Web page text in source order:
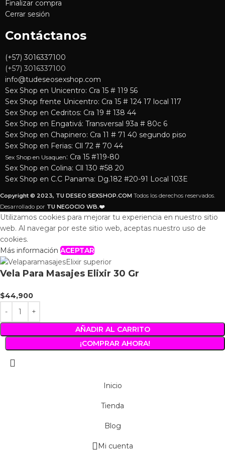
Finalizar compra
Cerrar sesión
Contáctanos
(+57) 3016337100
(+57) 3016337100
info@tudeseosexshop.com
Sex Shop en Unicentro: Cra 15 # 119 56
Sex Shop frente Unicentro: Cra 15 # 124 17 local 117
Sex Shop en Cedritos: Cra 19 # 138 44
Sex Shop en Engativá: Transversal 93a # 80c 6
Sex Shop en Chapinero: Cra 11 # 71 40 segundo piso
Sex Shop en Ferias: Cll 72 # 70 44
Sex Shop en Usaquen: Cra 15 #119-80
Sex Shop en Colina: Cll 130 #58 20
Sex Shop en C.C Panama: Dg.182 #20-91 Local 103E
Copyright © 2023, TU DESEO SEXSHOP.COM Todos los derechos reservados.
Desarrollado por TU NEGOCIO WB.❤️
Utilizamos cookies para mejorar tu experiencia en nuestro sitio
web. Al navegar por este sitio web, aceptas nuestro uso de
cookies.
Más información ACEPTAR
Vela Para Masajes Elixir 30 Gr
$44,900
AÑADIR AL CARRITO
¡COMPRAR AHORA!
Inicio
Tienda
Blog
Mi cuenta